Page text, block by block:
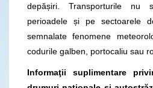
depășiri. Transporturile
perioadele și pe sectoarele
semnalate fenomene
codurile galben, portocaliu sau
Informaţii suplimentare